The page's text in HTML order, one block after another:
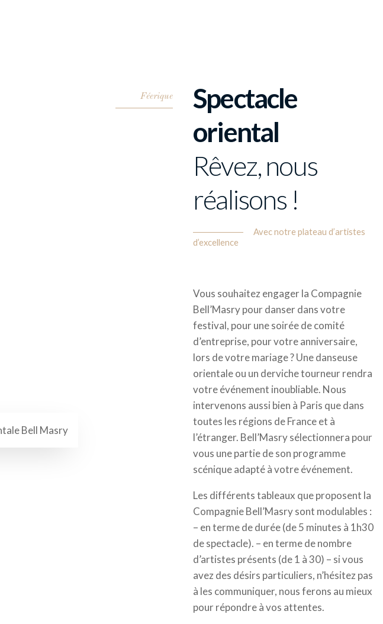
Féerique
Spectacle
oriental
Rêvez, nous
réalisons !
Avec notre plateau d’artistes
d’excellence
Vous souhaitez engager la Compagnie
Bell’Masry pour danser dans votre
festival, pour une soirée de comité
d’entreprise, pour votre anniversaire,
lors de votre mariage ? Une danseuse
orientale ou un derviche tourneur rendra
votre événement inoubliable. Nous
intervenons aussi bien à Paris que dans
toutes les régions de France et à
l’étranger. Bell’Masry sélectionnera pour
vous une partie de son programme
scénique adapté à votre événement.
Les différents tableaux que proposent la
Compagnie Bell’Masry sont modulables :
– en terme de durée (de 5 minutes à 1h30
de spectacle). – en terme de nombre
d’artistes présents (de 1 à 30) – si vous
avez des désirs particuliers, n’hésitez pas
à les communiquer, nous ferons au mieux
pour répondre à vos attentes.